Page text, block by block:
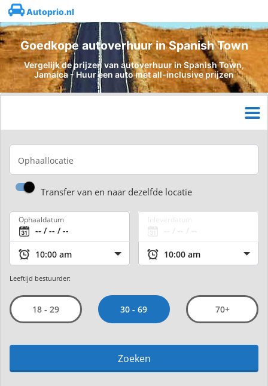
Autoprio.nl
Goedkope autoverhuur in Spanish Town
Vergelijk de prijzen van autoverhuur in Spanish Town,
Jamaica - Huur een auto met all-inclusive prijzen
Ophaallocatie
Transfer van en naar dezelfde locatie
Ophaaldatum
Leeftijd bestuurder:
18 - 29 30 - 69 70+
Zoeken